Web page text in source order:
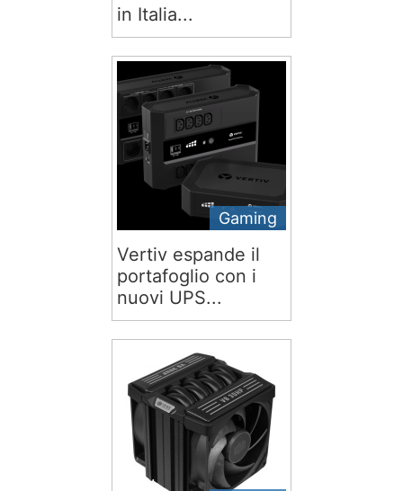
in Italia...
Gaming
Vertiv espande il
portafoglio con i
nuovi UPS...